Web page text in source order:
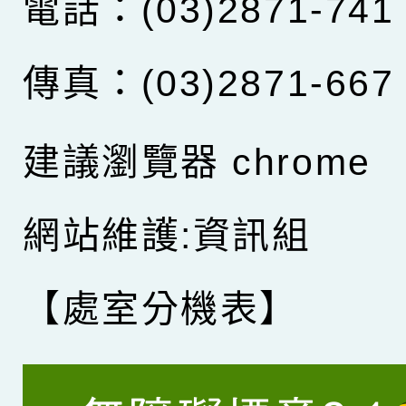
電話：(03)2871-741
傳真：(03)2871-667
建議瀏覽器 chrome
網站維護:資訊組
【處室分機表】